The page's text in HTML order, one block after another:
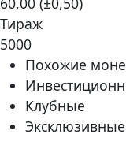
Тираж
5000
Похожие
Клубные
Эксклюзивные